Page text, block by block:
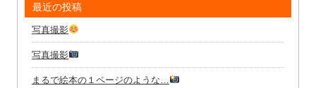
最近の投稿
写真撮影
写真撮影
まるで絵本の１ページのような…